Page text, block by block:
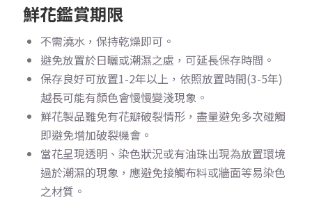
鮮花鑑賞期限
不需澆水，保持乾燥即可。
避免放置於日曬或潮濕之處，可延長保存時間。
保存良好可放置1-2年以上，依照放置時間(3-5年)
越長可能有顏色會慢慢變淺現象。
鮮花製品難免有花瓣破裂情形，盡量避免多次碰觸
即避免增加破裂機會。
當花呈現透明、染色狀況或有油珠出現為放置環境
過於潮濕的現象，應避免接觸布料或牆面等易染色
之材質。